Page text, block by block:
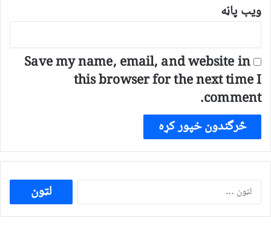
ویب پاڼه
Save my name, email, and website in
this browser for the next time I
comment.
ددی
لپاره
لټون: